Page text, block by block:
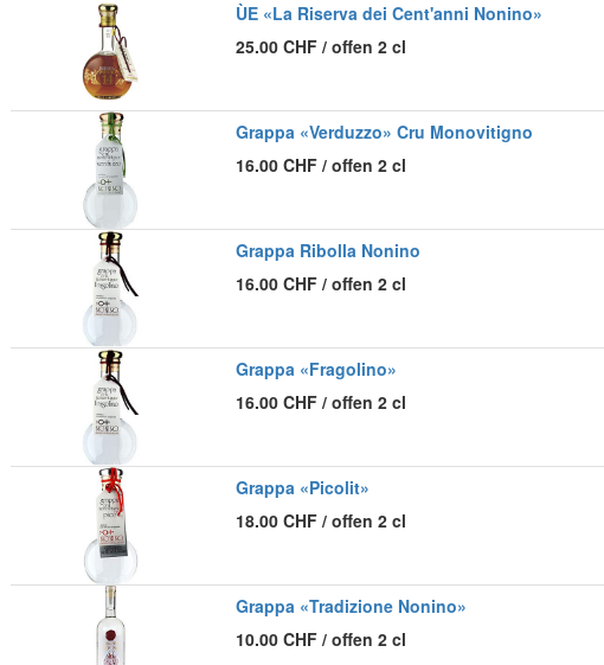
ÙE «La Riserva dei Cent'anni Nonino»
25.00CHF / offen 2 cl
Grappa «Verduzzo» Cru Monovitigno
16.00CHF / offen 2 cl
Grappa Ribolla Nonino
16.00CHF / offen 2 cl
Grappa «Fragolino»
16.00CHF / offen 2 cl
Grappa «Picolit»
18.00CHF / offen 2 cl
Grappa «Tradizione Nonino»
10.00CHF / offen 2 cl